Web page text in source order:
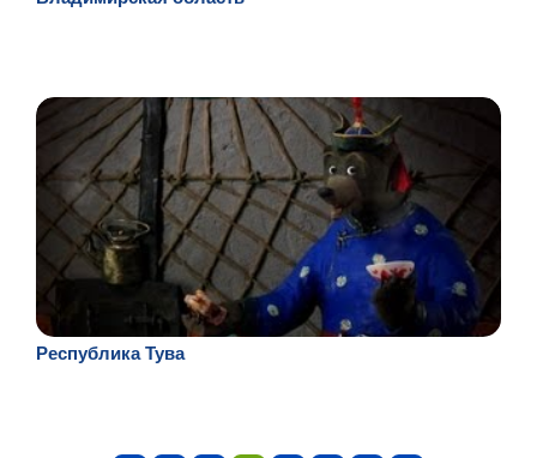
Республика Тува